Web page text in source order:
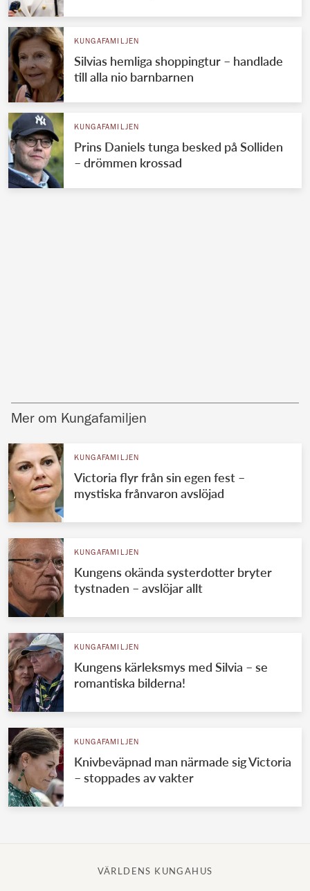
KUNGAFAMILJEN
Silvias hemliga shoppingtur – handlade
till alla nio barnbarnen
KUNGAFAMILJEN
Prins Daniels tunga besked på Solliden
– drömmen krossad
Mer om Kungafamiljen
KUNGAFAMILJEN
Victoria flyr från sin egen fest –
mystiska frånvaron avslöjad
KUNGAFAMILJEN
Kungens okända systerdotter bryter
tystnaden – avslöjar allt
KUNGAFAMILJEN
Kungens kärleksmys med Silvia – se
romantiska bilderna!
KUNGAFAMILJEN
Knivbeväpnad man närmade sig Victoria
– stoppades av vakter
VÄRLDENS KUNGAHUS